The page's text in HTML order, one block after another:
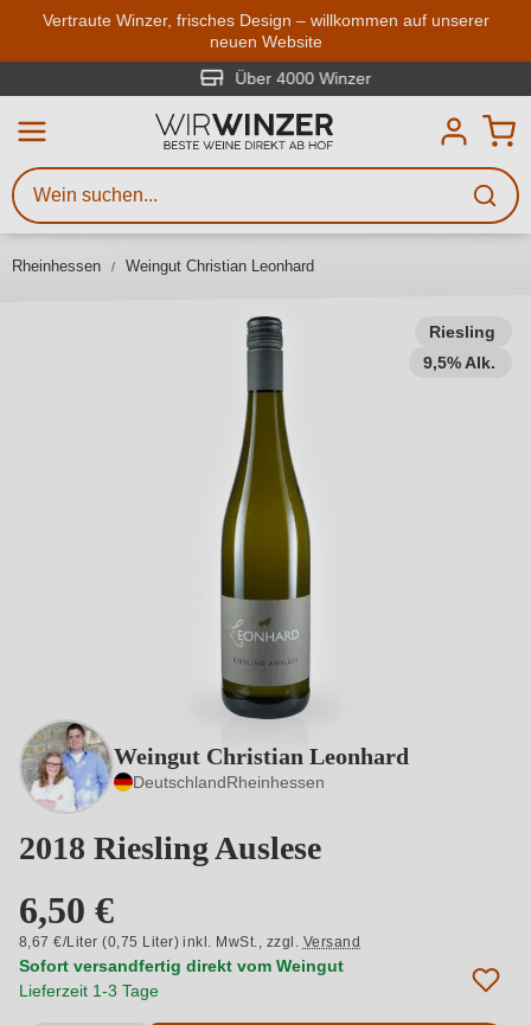
Zum Hauptinhalt springen
Vertraute Winzer, frisches Design – willkommen auf unserer
neuen Website
Über 4000 Winzer
Rheinhessen Weingut Christian Leonhard
Riesling
9,5% Alk.
Weingut Christian Leonhard
DeutschlandRheinhessen
2018 Riesling Auslese
6,50 €
8,67 €/Liter (0,75 Liter) inkl. MwSt., zzgl. Versand
Sofort versandfertig direkt vom Weingut
Lieferzeit 1-3 Tage
Weinsuche
Mindestens 3 Zeichen eingeben
Beschreiben Sie, welchen Wein
Sie suchen – ob nach Geschmack,
Region, Winzer oder anderen